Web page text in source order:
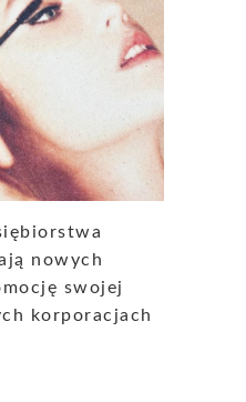
nowych
swojej
korporacjach